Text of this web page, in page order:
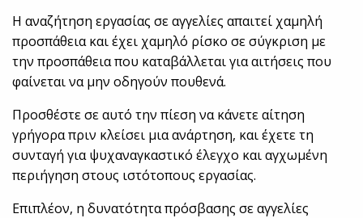
Η αναζήτηση εργασίας σε αγγελίες απαιτεί χαμηλή
προσπάθεια και έχει χαμηλό ρίσκο σε σύγκριση με
την προσπάθεια που καταβάλλεται για αιτήσεις που
φαίνεται να μην οδηγούν πουθενά.
Προσθέστε σε αυτό την πίεση να κάνετε αίτηση
γρήγορα πριν κλείσει μια ανάρτηση, και έχετε τη
συνταγή για ψυχαναγκαστικό έλεγχο και αγχωμένη
περιήγηση στους ιστότοπους εργασίας.
Επιπλέον, η δυνατότητα πρόσβασης σε αγγελίες